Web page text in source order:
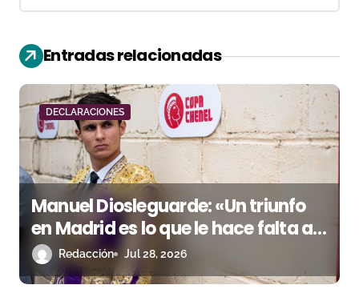
c
i
ó
n
d
e
e
n
t
Entradas relacionadas
DECLARACIONES
Manuel Diosleguarde: «Un triunfo
en Madrid es lo que le hace falta a
mi carrera»
Redacción Jul 28, 2026